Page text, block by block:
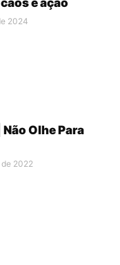
e ação
2024
Olhe Para
de 2022